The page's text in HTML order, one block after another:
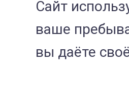
Сайт
ваше
вы даёте